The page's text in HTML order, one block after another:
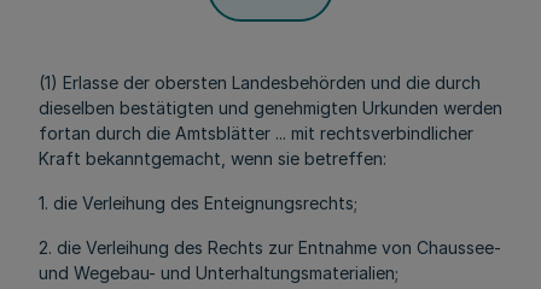
(1) Erlasse der obersten Landesbehörden und die durch
dieselben bestätigten und genehmigten Urkunden werden
fortan durch die Amtsblätter ... mit rechtsverbindlicher
Kraft bekanntgemacht, wenn sie betreffen:
1. die Verleihung des Enteignungsrechts;
2. die Verleihung des Rechts zur Entnahme von Chaussee-
und Wegebau- und Unterhaltungsmaterialien;